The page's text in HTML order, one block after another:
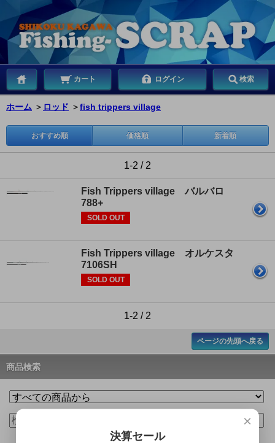
カート ログイン 検索
ホーム ＞ ロッド ＞fish trippers village
おすすめ順 価格順 新着順
1-2 / 2
Fish Trippers village バルバロ
788+
SOLD OUT
Fish Trippers village オルケスタ
7106SH
SOLD OUT
1-2 / 2
ページの先頭へ戻る
商品検索
×
決算セール